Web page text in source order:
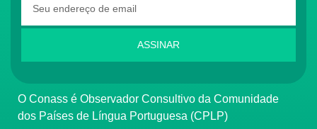
ASSINAR
O Conass é Observador Consultivo da Comunidade
dos Países de Língua Portuguesa (CPLP)